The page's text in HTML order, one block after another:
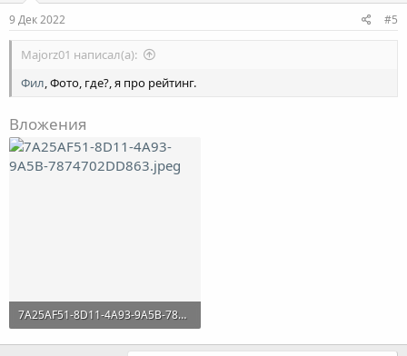
9 Дек 2022 #5
Majorz01 написал(а):
Фил, Фото, где?, я про рейтинг.
Вложения
7A25AF51-8D11-4A93-9A5B-7874702DD863.jpeg
67.4 KB · Просмотры: 33